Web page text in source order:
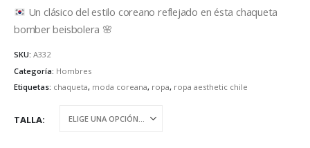
Un clásico del estilo coreano reflejado en ésta chaqueta
bomber beisbolera 🌸
SKU: A332
Categoría: Hombres
Etiquetas: chaqueta, moda coreana, ropa, ropa aesthetic chile
TALLA